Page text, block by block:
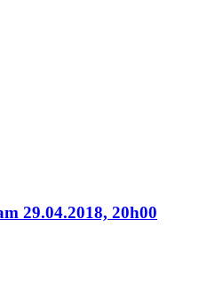
29.04.2018, 20h00